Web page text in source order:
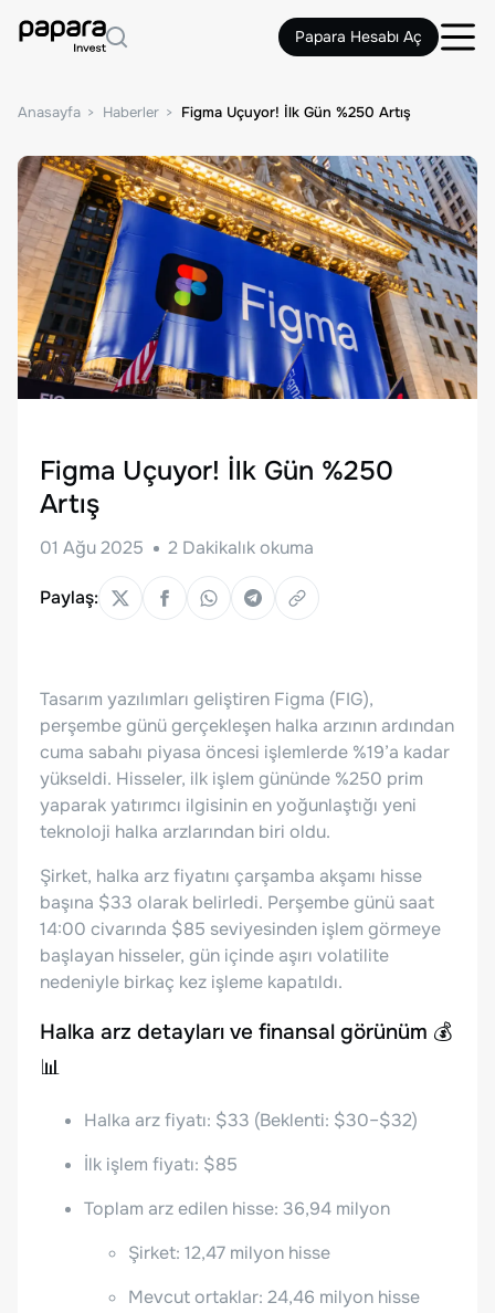
Papara Hesabı Aç
Anasayfa Haberler Figma Uçuyor! İlk Gün %250 Artış
Figma Uçuyor! İlk Gün %250
Artış
01 Ağu 2025 2 Dakikalık okuma
Paylaş:
Tasarım yazılımları geliştiren Figma (FIG),
perşembe günü gerçekleşen halka arzının ardından
cuma sabahı piyasa öncesi işlemlerde %19’a kadar
yükseldi. Hisseler, ilk işlem gününde %250 prim
yaparak yatırımcı ilgisinin en yoğunlaştığı yeni
teknoloji halka arzlarından biri oldu.
Şirket, halka arz fiyatını çarşamba akşamı hisse
başına $33 olarak belirledi. Perşembe günü saat
14:00 civarında $85 seviyesinden işlem görmeye
başlayan hisseler, gün içinde aşırı volatilite
nedeniyle birkaç kez işleme kapatıldı.
Halka arz detayları ve finansal görünüm 💰
📊
Halka arz fiyatı: $33 (Beklenti: $30–$32)
İlk işlem fiyatı: $85
Toplam arz edilen hisse: 36,94 milyon
Şirket: 12,47 milyon hisse
Mevcut ortaklar: 24,46 milyon hisse